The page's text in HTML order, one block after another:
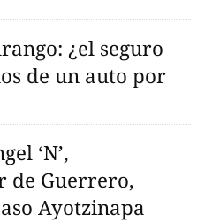
¿el seguro
de un auto por
‘N’,
de Guerrero,
Ayotzinapa